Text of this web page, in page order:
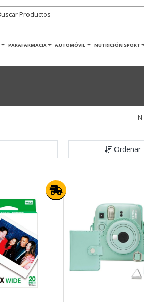
PARAFARMACIA AUTOMÓVIL NUTRICIÓN SPORT
Ordenar